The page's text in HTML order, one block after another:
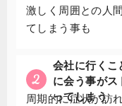
激しく周囲との人
てしまう事も
2
会社に行くこ
に会う事がス
ってしまう
周期的に症状が訪